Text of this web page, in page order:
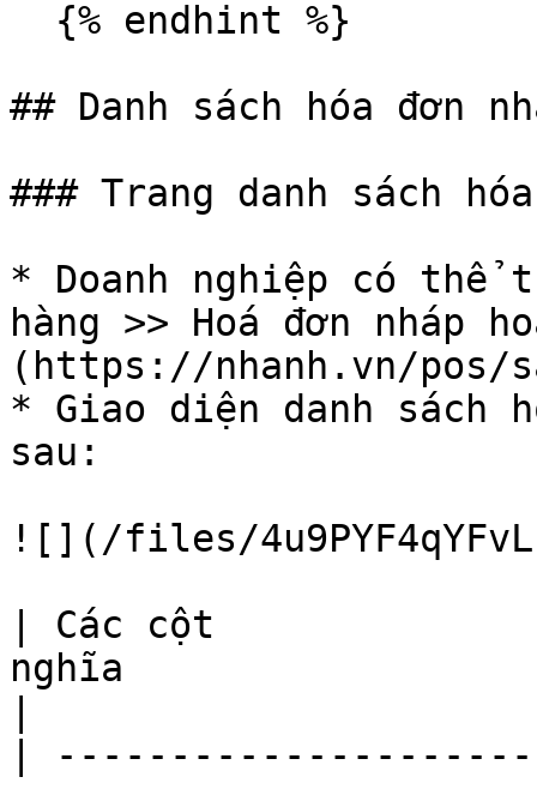
## Danh sách hóa đơn
### Trang danh sách
* Doanh nghiệp có thể
hàng >> Hoá đơn
(https://nhanh.vn/pos/
* Giao diện danh sách
sau:
![](/files/
| Các cột
nghĩa
|